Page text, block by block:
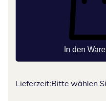
In den
Lieferzeit:Bitte wählen